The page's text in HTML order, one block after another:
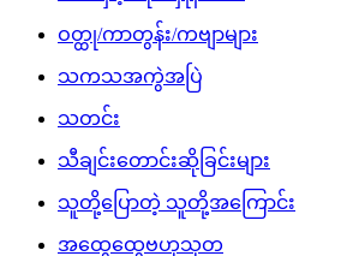
ဝတ္ထု/ကာတွန်း/ကဗျာများ
သကသအကွဲအပြဲ
သတင်း
သီချင်းတောင်းဆိုခြင်းများ
သူတို့ပြောတဲ့ သူတို့အကြောင်း
အထွေထွေဗဟုသုတ